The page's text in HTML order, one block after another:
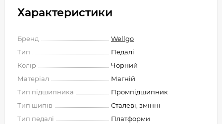
Характеристики
Бренд
Wellgo
Тип
Педалі
Колір
Чорний
Матеріал
Магній
Тип підшипника
Промпідшипник
Тип шипів
Сталеві, змінні
Тип педалі
Платформи